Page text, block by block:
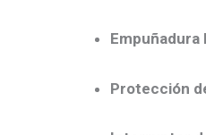
Protección